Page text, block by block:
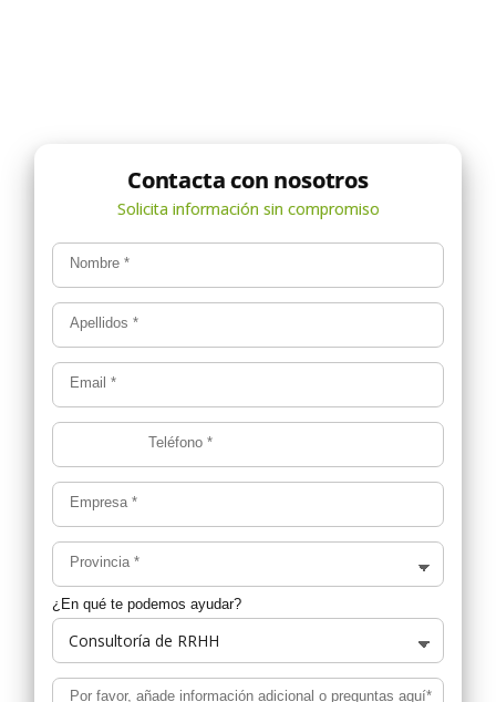
Nombre*
Apellidos*
Email*
Teléfono*
Empresa*
Provincia*
¿En qué te podemos ayudar?
Por favor, añade información adicional o preguntas aquí*